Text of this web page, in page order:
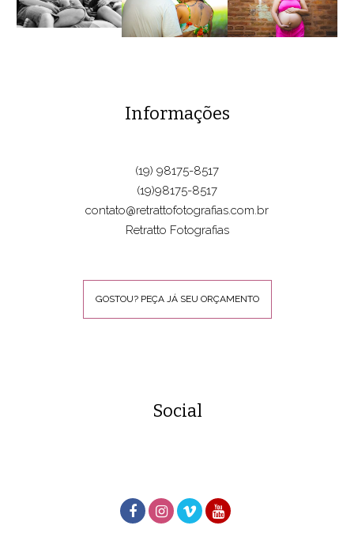
Informações
(19) 98175-8517
(19)98175-8517
contato@retrattofotografias.com.br
Retratto Fotografias
GOSTOU? PEÇA JÁ SEU ORÇAMENTO
Social